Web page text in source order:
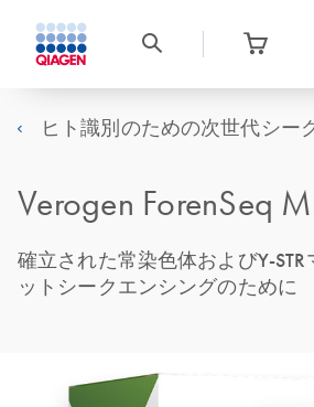
ヒト識別のための次世代シー
Verogen ForenSeq
確立された常染色体およびY-
ットシークエンシングのために